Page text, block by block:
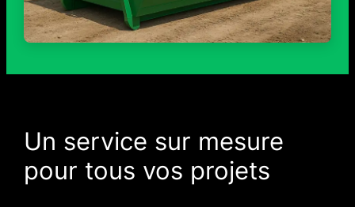
Un service sur mesure
pour tous vos projets